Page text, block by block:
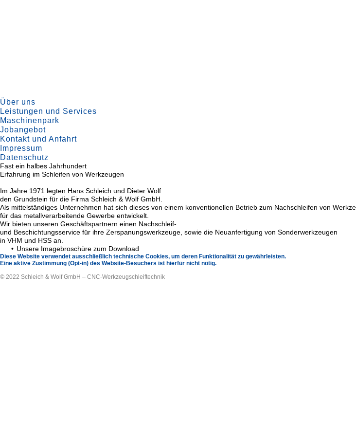
Über uns
Leistungen und Services
Maschinenpark
Jobangebot
Kontakt und Anfahrt
Impressum
Datenschutz
Fast ein halbes Jahrhundert
Erfahrung im Schleifen von Werkzeugen
Im Jahre 1971 legten Hans Schleich und Dieter Wolf
den Grundstein für die Firma Schleich & Wolf GmbH.
Als mittelständiges Unternehmen hat sich dieses von einem konventionellen Betrieb zum Nachschleifen von
für das metallverarbeitende Gewerbe entwickelt.
Wir bieten unseren Geschäftspartnern einen Nachschleif-
und Beschichtungsservice für ihre Zerspanungswerkzeuge, sowie die Neuanfertigung von Sonderwerkzeugen
in VHM und HSS an.
Unsere Imagebroschüre zum Download
Diese Website verwendet ausschließlich technische Cookies, um deren Funktionalität zu gewährleisten.
Eine aktive Zustimmung (Opt-in) des Website-Besuchers ist hierfür nicht nötig.
© 2022 Schleich & Wolf GmbH – CNC-Werkzeugschleiftechnik